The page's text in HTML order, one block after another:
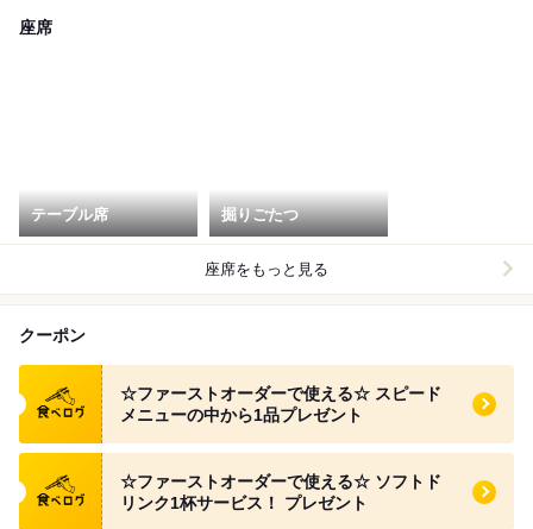
座席
テーブル席 掘りごたつ
座席をもっと見る
クーポン
食べログ クーポン
☆ファーストオーダーで使える☆ スピード
メニューの中から1品プレゼント
食べログ クーポン
☆ファーストオーダーで使える☆ ソフトド
リンク1杯サービス！ プレゼント